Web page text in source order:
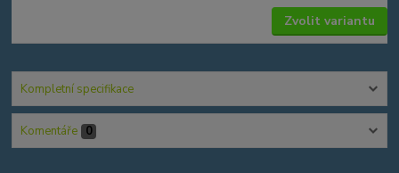
Zvolit variantu
Kompletní specifikace
Komentáře 0